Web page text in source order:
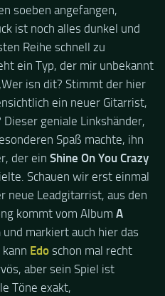
soeben angefangen,
ist noch alles dunkel und
Reihe schnell zu
ein Typ, der mir unbekannt
isn dit? Stimmt der hier
ein neuer Gitarrist,
Dieser geniale Linkshänder,
Spaß machte, ihn
der ein Shine On You Crazy
Schauen wir erst einmal
neue Leadgitarrist, aus den
kommt vom Album A
und markiert auch hier das
kann Edo schon mal recht
aber sein Spiel ist
Töne exakt,